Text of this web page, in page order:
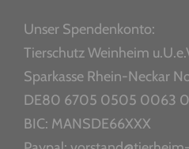
Unser Spendenkonto:
Tierschutz Weinheim
Sparkasse Rhein-Neckar
DE80 6705 0505 0063
BIC: MANSDE66XXX